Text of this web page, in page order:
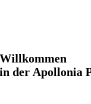
Willkommen
in der Apollonia